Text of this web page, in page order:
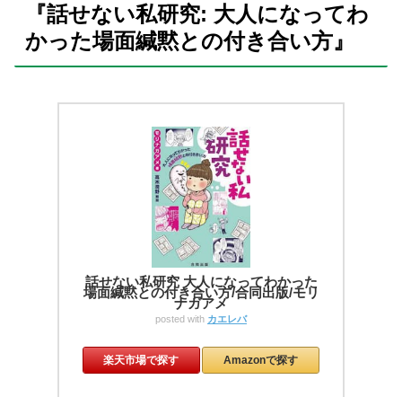
『話せない私研究: 大人になってわ
かった場面緘黙との付き合い方』
話せない私研究 大人になってわかった
場面緘黙との付き合い方/合同出版/モリ
ナガアメ
posted with カエレバ
楽天市場で探す Amazonで探す